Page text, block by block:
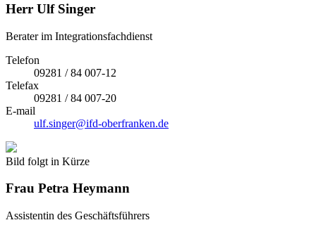
Herr Ulf Singer
Berater im Integrationsfachdienst
Telefon
09281 / 84 007-12
Telefax
09281 / 84 007-20
E-mail
ulf.singer@ifd-oberfranken.de
Bild folgt in Kürze
Frau Petra Heymann
Assistentin des Geschäftsführers